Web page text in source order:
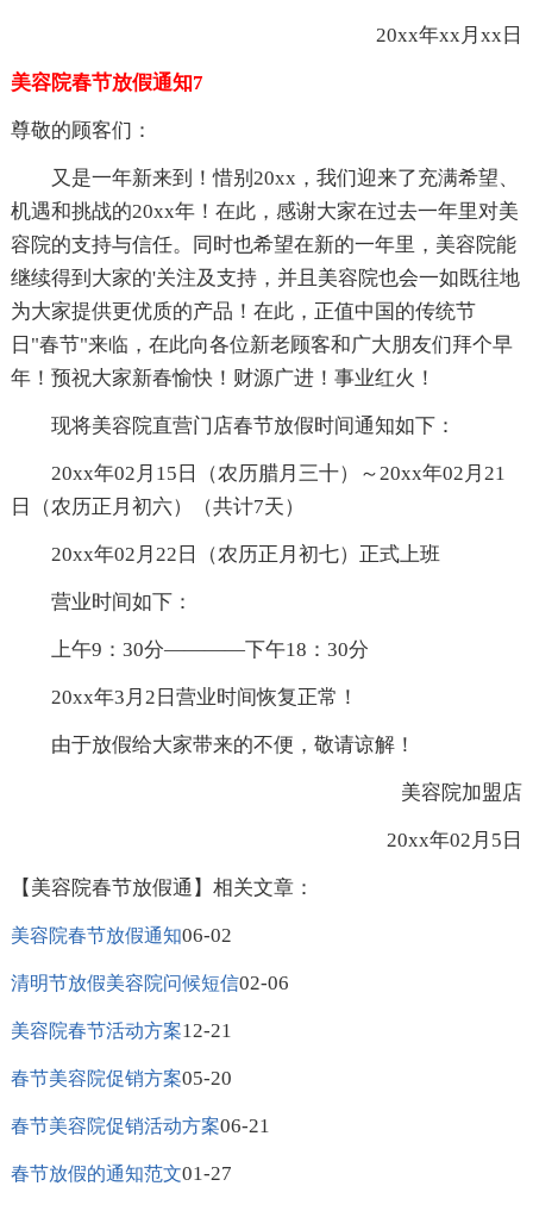
20xx年xx月xx日
美容院春节放假通知7
尊敬的顾客们：
又是一年新来到！惜别20xx，我们迎来了充满希望、
机遇和挑战的20xx年！在此，感谢大家在过去一年里对美
容院的支持与信任。同时也希望在新的一年里，美容院能
继续得到大家的'关注及支持，并且美容院也会一如既往地
为大家提供更优质的产品！在此，正值中国的传统节
日"春节"来临，在此向各位新老顾客和广大朋友们拜个早
年！预祝大家新春愉快！财源广进！事业红火！
现将美容院直营门店春节放假时间通知如下：
20xx年02月15日（农历腊月三十）～20xx年02月21
日（农历正月初六）（共计7天）
20xx年02月22日（农历正月初七）正式上班
营业时间如下：
上午9：30分————下午18：30分
20xx年3月2日营业时间恢复正常！
由于放假给大家带来的不便，敬请谅解！
美容院加盟店
20xx年02月5日
【美容院春节放假通】相关文章：
美容院春节放假通知06-02
清明节放假美容院问候短信02-06
美容院春节活动方案12-21
春节美容院促销方案05-20
春节美容院促销活动方案06-21
春节放假的通知范文01-27